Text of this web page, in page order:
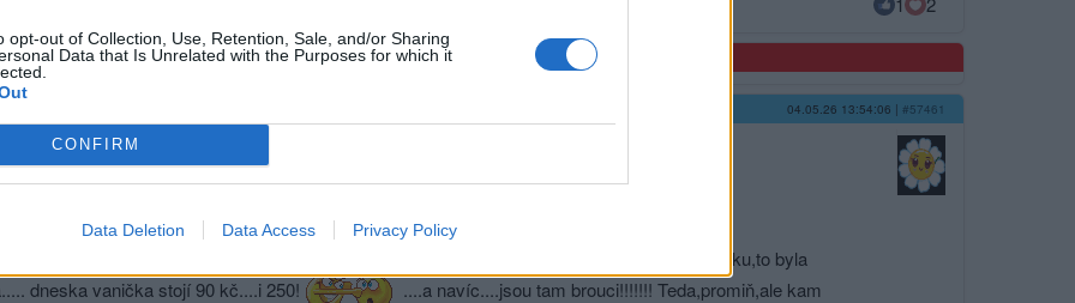
opt-out of Collection, Use, Retention, Sale, and/or Sharing
Data that Is Unrelated with the Purposes for which it
CONFIRM
Data Deletion Data Access Privacy Policy
se a odpovědět
04.05.26 13:54:06 | #57461
PRALINKA- o zmrzlině)))
17:36:06 | #13203 (4)
nechápe,proč, když je něco dobrého,se to zruší......mně chutnala pistáciové..na Václaváku,to byla
dneska vanička stojí 90 kč....i 250!
....a navíc....jsou tam brouci!!!!!!! Teda,promiň,ale kam